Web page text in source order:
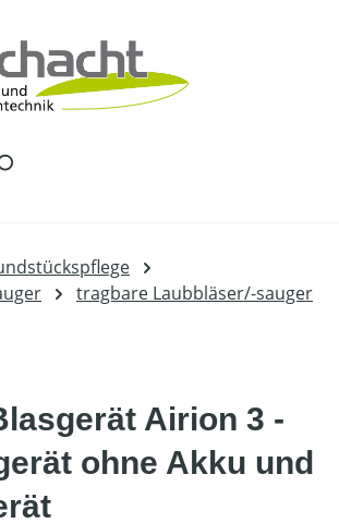
tragbare Laubbläser/-sauger
Airion 3 -
ohne Akku und